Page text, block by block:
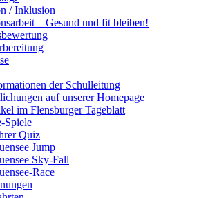
/ Inklusion
– Gesund und fit bleiben!
der Schulleitung
auf unserer Homepage
im Flensburger Tageblatt
Spiele
Quiz
Jump
Sky-Fall
Race